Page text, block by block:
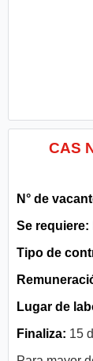
CAS
N° de
Se requiere:
Tipo de
Lugar de
Finaliza: 15